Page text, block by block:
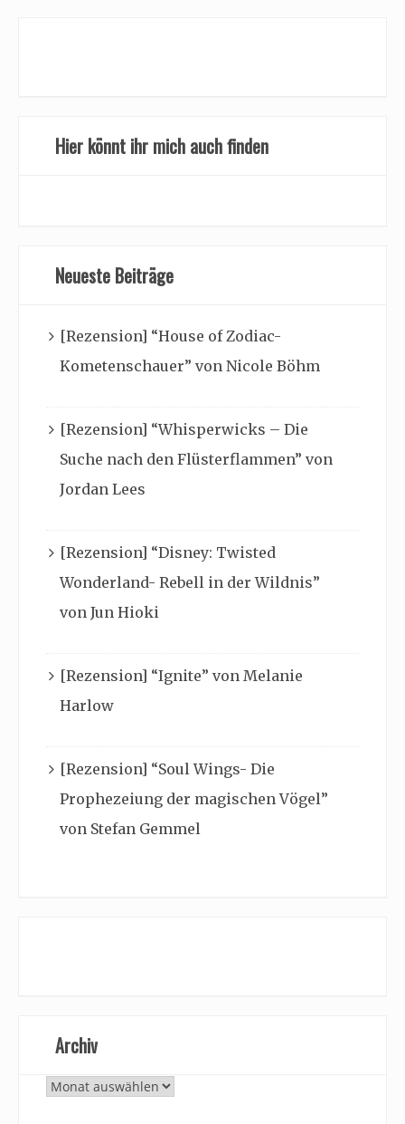
Hier könnt ihr mich auch finden
Neueste Beiträge
[Rezension] “House of Zodiac-
Kometenschauer” von Nicole Böhm
[Rezension] “Whisperwicks – Die
Suche nach den Flüsterflammen” von
Jordan Lees
[Rezension] “Disney: Twisted
Wonderland- Rebell in der Wildnis”
von Jun Hioki
[Rezension] “Ignite” von Melanie
Harlow
[Rezension] “Soul Wings- Die
Prophezeiung der magischen Vögel”
von Stefan Gemmel
Archiv
Archiv